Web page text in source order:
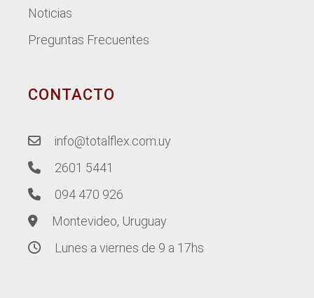
Noticias
Preguntas Frecuentes
CONTACTO
info@totalflex.com.uy
2601 5441
094 470 926
Montevideo, Uruguay
Lunes a viernes de 9 a 17hs